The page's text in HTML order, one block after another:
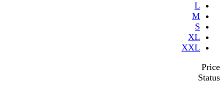
L
M
S
XL
XXL
Price
Status